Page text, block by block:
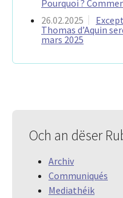
Pourquoi ?
26.02.2025
Thomas d’Aquin
mars 2025
Och an dëser
Archiv
Communiqués
Mediathéik